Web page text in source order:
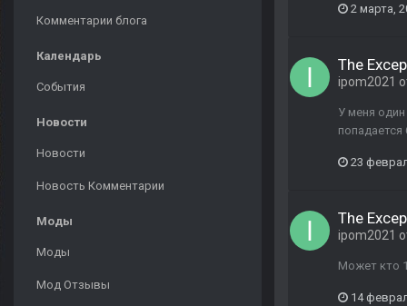
Комментарии блога
Календарь
События
Новости
Новости
Новость Комментарии
Моды
Моды
Мод Отзывы
2 марта,
The
ipom2021
У меня
23
The
ipom2021
Может кто
14